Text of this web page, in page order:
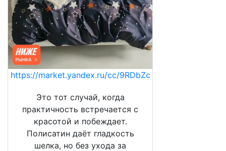
https://market.yandex.ru/cc/9RDbZc
Это тот случай, когда
практичность встречается с
красотой и побеждает.
Полисатин даёт гладкость
шелка, но без ухода за